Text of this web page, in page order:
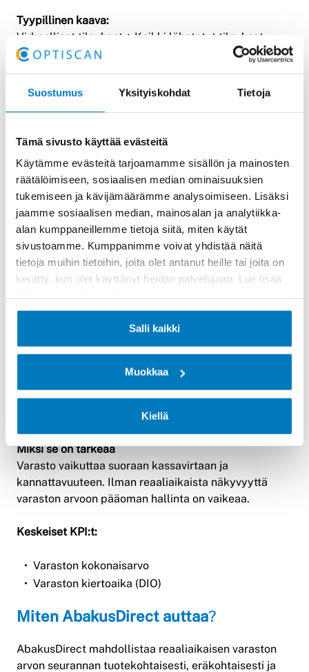
Suostumus Yksityiskohdat Tietoja
Tämä sivusto käyttää evästeitä
Käytämme evästeitä tarjoamamme sisällön ja mainosten
räätälöimiseen, sosiaalisen median ominaisuuksien
tukemiseen ja kävijämäärämme analysoimiseen. Lisäksi
jaamme sosiaalisen median, mainosalan ja analytiikka-
alan kumppaneillemme tietoja siitä, miten käytät
sivustoamme. Kumppanimme voivat yhdistää näitä
tietoja muihin tietoihin, joita olet antanut heille tai joita on
kerätty, kun olet käyttänyt heidän palvelujaan. Lue lisää
Salli kaikki
Muokkaa
Kiellä
Tyypillinen kaava:
Virheelliset tilaukset ÷ Kaikki lähetetyt tilaukset
AbakusDirect tukee useita ohjattuja
kerää aina:
Oikean tuotteen
Oikean määrän
Oikeasta sijainnista
Puhekeräilyn etu
’Kädet ja silmät vapaana’ työskenneltäessä
työntekijät saavat työohjeet puhuttuna tekstinä ja
keskittymistä erityisesti kiireisissä ympäristöissä.
koko ajan vapaana tavaran liikutteluun.
4. Varaston arvo ja sitoutunut
Miksi se on tärkeää
Varasto vaikuttaa suoraan kassavirtaan ja
kannattavuuteen. Ilman reaaliaikaista näkyvyyttä
varaston arvoon pääoman hallinta on vaikeaa.
Keskeiset KPI:t:
Varaston kokonaisarvo
Varaston kiertoaika (DIO)
Miten AbakusDirect auttaa?
AbakusDirect mahdollistaa reaaliaikaisen varaston
arvon seurannan tuotekohtaisesti, eräkohtaisesti ja